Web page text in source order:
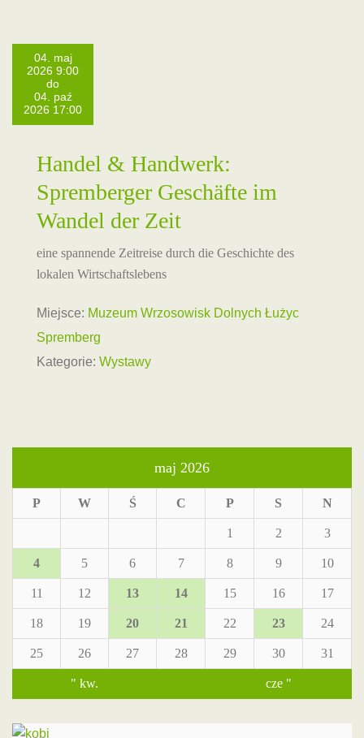
04. maj
2026 9:00
do
04. paź
2026 17:00
Handel & Handwerk:
Spremberger Geschäfte im
Wandel der Zeit
eine spannende Zeitreise durch die Geschichte des
lokalen Wirtschaftslebens
Miejsce: Muzeum Wrzosowisk Dolnych Łużyc
Spremberg
Kategorie: Wystawy
maj 2026
P W Ś C P S N
1 2 3
4 5 6 7 8 9 10
11 12 13 14 15 16 17
18 19 20 21 22 23 24
25 26 27 28 29 30 31
" kw. cze "